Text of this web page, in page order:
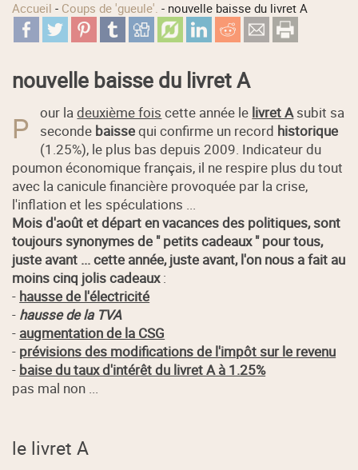
Accueil - Coups de 'gueule'. - nouvelle baisse du livret A
nouvelle baisse du livret A
P our ladeuxième fois cette année le livret A subit sa
seconde baissequi confirme un record historique
(1.25%), le plus bas depuis 2009. Indicateur du
poumon économique français, il ne respire plus du tout
avec la canicule financière provoquée par la crise,
l'inflation et les spéculations ...
Mois d'août et départ en vacances des politiques, sont
toujours synonymes de " petits cadeaux " pour tous,
juste avant ... cette année, juste avant, l'on nous a fait au
moins cinq jolis cadeaux:
- hausse de l'électricité
- hausse de la TVA
- augmentation de la CSG
- prévisions des modifications de l'impôt sur le revenu
- baise du taux d'intérêt du livret A à 1.25%
pas mal non ...
le livret A